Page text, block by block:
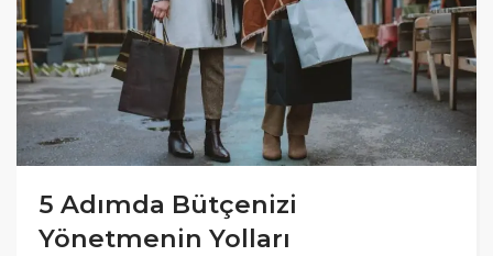
5 Adımda Bütçenizi
Yönetmenin Yolları